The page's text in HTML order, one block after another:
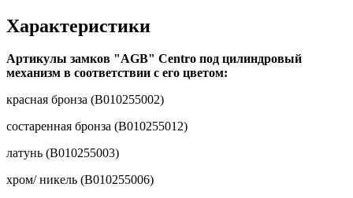
Характеристики
Артикулы замков "AGB" Centro под цилиндровый
механизм в соответствии с его цветом:
красная бронза (B010255002)
состаренная бронза (B010255012)
латунь (B010255003)
хром/ никель (B010255006)